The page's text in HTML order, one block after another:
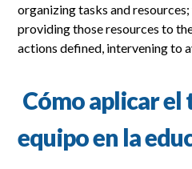
organizing tasks and
providing those resources to
actions defined, intervening to
Cómo aplicar el
equipo en la